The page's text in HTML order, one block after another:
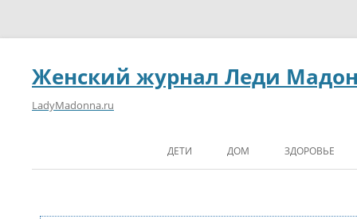
Женский журнал Леди
LadyMadonna.ru
ДЕТИ ДОМ ЗДОРОВЬЕ